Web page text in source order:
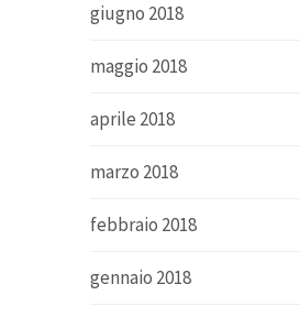
giugno 2018
maggio 2018
aprile 2018
marzo 2018
febbraio 2018
gennaio 2018